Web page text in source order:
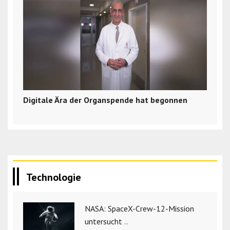
Digitale Ära der Organspende hat begonnen
Technologie
NASA: SpaceX-Crew-12-Mission
untersucht ..